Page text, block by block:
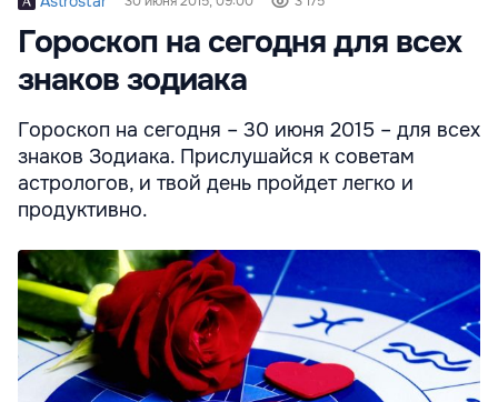
Гороскоп на сегодня для всех
знаков зодиака
Гороскоп на сегодня – 30 июня 2015 – для всех
знаков Зодиака. Прислушайся к советам
астрологов, и твой день пройдет легко и
продуктивно.